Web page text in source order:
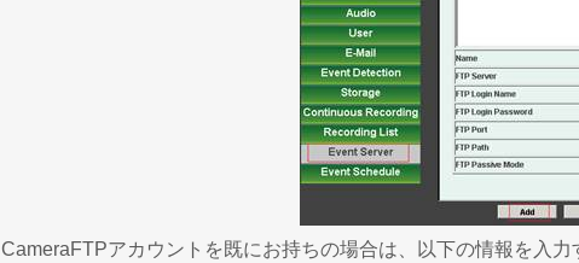
CameraFTPアカウントを既にお持ちの場合は、以下の情報を入力